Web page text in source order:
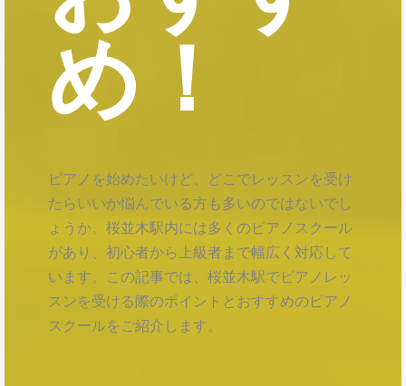
め！
ピアノを始めたいけど、どこでレッスンを受け
たらいいか悩んでいる方も多いのではないでし
ょうか。桜並木駅内には多くのピアノスクール
があり、初心者から上級者まで幅広く対応して
います。この記事では、桜並木駅でピアノレッ
スンを受ける際のポイントとおすすめのピアノ
スクールをご紹介します。